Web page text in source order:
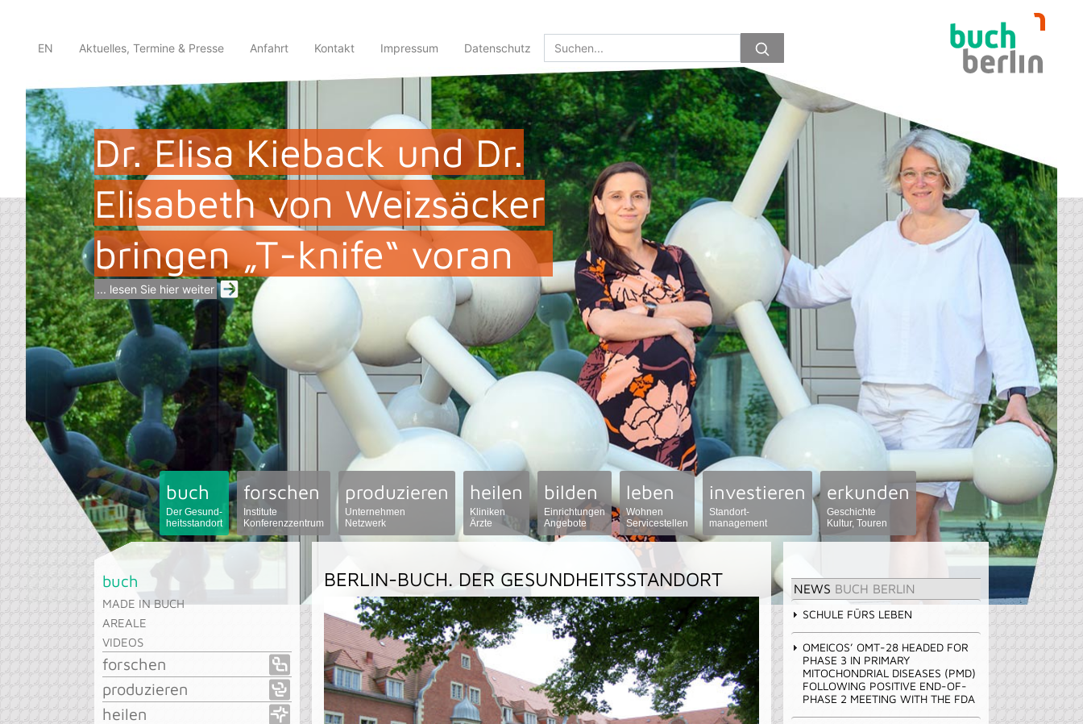
EN Aktuelles, Termine & Presse Anfahrt Kontakt Impressum Datenschutz
Dr. Elisa Kieback und Dr.
Elisabeth von Weizsäcker
bringen „T-knife“ voran
... lesen Sie hier weiter
buch
Der Gesund-
heitsstandort
forschen
Institute
Konferenzzentrum
produzieren
Unternehmen
Netzwerk
heilen
Kliniken
Ärzte
bilden
Einrichtungen
Angebote
leben
Wohnen
Servicestellen
investieren
Standort-
management
erkunden
Geschichte
Kultur, Touren
buch
MADE IN BUCH
AREALE
VIDEOS
forschen
produzieren
heilen
BERLIN-BUCH. DER GESUNDHEITSSTANDORT NEWS BUCH BERLIN
SCHULE FÜRS LEBEN
OMEICOS’ OMT-28 HEADED FOR
PHASE 3 IN PRIMARY
MITOCHONDRIAL DISEASES (PMD)
FOLLOWING POSITIVE END-OF-
PHASE 2 MEETING WITH THE FDA